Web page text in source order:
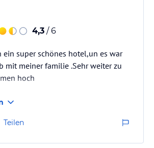
4,3 / 6
super schönes hotel,un es war
mit meiner familie .Sehr weiter zu
hoch
Teilen